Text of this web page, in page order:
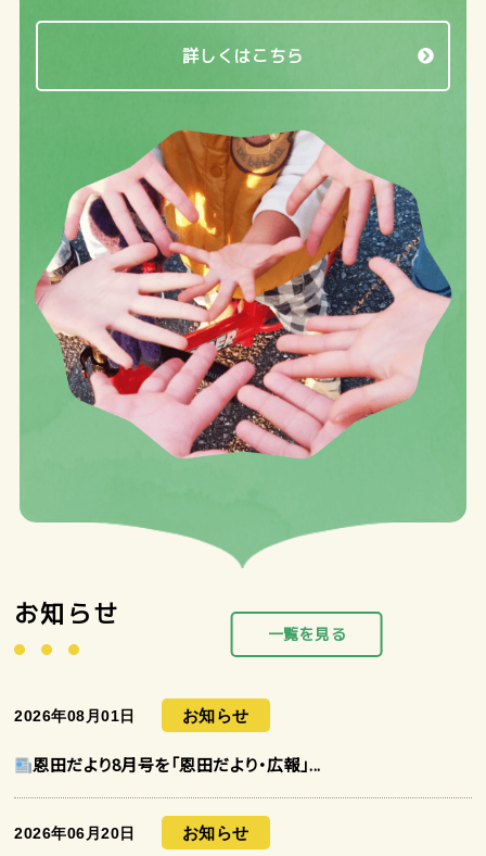
詳しくはこちら
お知らせ
2026年08月01日 お知らせ
恩田だより8月号を「恩田だより・広報」...
2026年06月20日 お知らせ
一覧を見る